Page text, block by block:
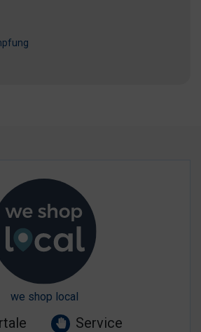
we shop local
Service